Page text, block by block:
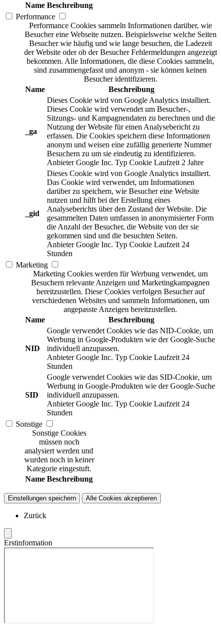
Name Beschreibung
Performance
Performance Cookies sammeln Informationen darüber, wie
Besucher eine Webseite nutzen. Beispielsweise welche Seiten
Besucher wie häufig und wie lange besuchen, die Ladezeit
der Website oder ob der Besucher Fehlermeldungen angezeigt
bekommen. Alle Informationen, die diese Cookies sammeln,
sind zusammengefasst und anonym - sie können keinen
Besucher identifizieren.
Name
Beschreibung
_ga
Dieses Cookie wird von Google Analytics installiert.
Dieses Cookie wird verwendet um Besucher-,
Sitzungs- und Kampagnendaten zu berechnen und die
Nutzung der Website für einen Analysebericht zu
erfassen. Die Cookies speichern diese Informationen
anonym und weisen eine zufällig generierte Nummer
Besuchern zu um sie eindeutig zu identifizieren.
Anbieter Google Inc. Typ Cookie Laufzeit 2 Jahre
_gid
Dieses Cookie wird von Google Analytics installiert.
Das Cookie wird verwendet, um Informationen
darüber zu speichern, wie Besucher eine Website
nutzen und hilft bei der Erstellung eines
Analyseberichts über den Zustand der Website. Die
gesammelten Daten umfassen in anonymisierter Form
die Anzahl der Besucher, die Website von der sie
gekommen sind und die besuchten Seiten.
Anbieter Google Inc. Typ Cookie Laufzeit 24
Stunden
Marketing
Marketing Cookies werden für Werbung verwendet, um
Besuchern relevante Anzeigen und Marketingkampagnen
bereitzustellen. Diese Cookies verfolgen Besucher auf
verschiedenen Websites und sammeln Informationen, um
angepasste Anzeigen bereitzustellen.
Name
Beschreibung
NID
Google verwendet Cookies wie das NID-Cookie, um
Werbung in Google-Produkten wie der Google-Suche
individuell anzupassen.
Anbieter Google Inc. Typ Cookie Laufzeit 24
Stunden
SID
Google verwendet Cookies wie das SID-Cookie, um
Werbung in Google-Produkten wie der Google-Suche
individuell anzupassen.
Anbieter Google Inc. Typ Cookie Laufzeit 24
Stunden
Sonstige
Sonstige Cookies
müssen noch
analysiert werden und
wurden noch in keiner
Kategorie eingestuft.
Name Beschreibung
Einstellungen speichern Alle Cookies akzeptieren
Zurück
Erstinformation